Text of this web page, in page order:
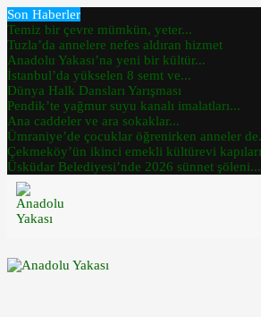
Son Haberler
Temiz bir çevre mümkün, yeter...
Tuzla’da annelere nefes aldıran hizmet
Anadolu Yakası’na yeni bir kültür...
İstanbul’da yükselen 8 semt ve...
Dünya Halk Dansları Yarışması
Pendik’te yağmur suyu kanalı imalatları...
Ana caddeler ve ara sokaklar...
Ümraniye’de çocuklar öğrenirken anneler
Çekmeköy’ün ikinci emekli kültürevi
Üsküdar Belediyesi’nde 2026 sünnet şöleni...